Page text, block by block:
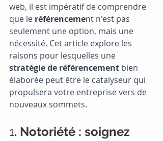
web, il est impératif de comprendre
que le référencement n'est pas
seulement une option, mais une
nécessité. Cet article explore les
raisons pour lesquelles une
stratégie de référencement bien
élaborée peut être le catalyseur qui
propulsera votre entreprise vers de
nouveaux sommets.
1. Notoriété : soignez